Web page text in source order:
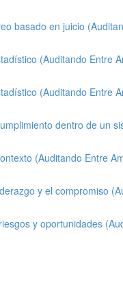
basado en juicio
(Auditando Entre
(Auditando Entre
dentro de un
(Auditando Entre
y el compromiso
y oportunidades